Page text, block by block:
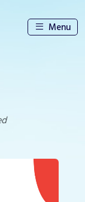
Menu